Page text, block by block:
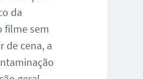
da
filme sem
de cena, a